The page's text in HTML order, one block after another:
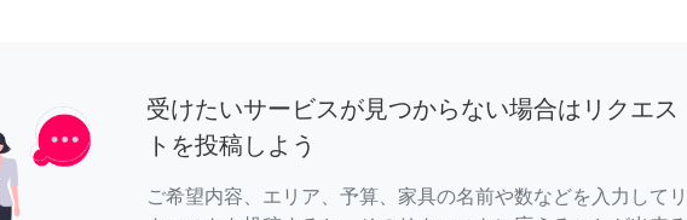
受けたいサービスが見つからない場合はリクエス
トを投稿しよう
ご希望内容、エリア、予算、家具の名前や数などを入力してリ